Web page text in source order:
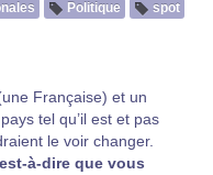
Politique
spot
Française) et un
tel qu’il est et pas
le voir changer.
à-dire que vous